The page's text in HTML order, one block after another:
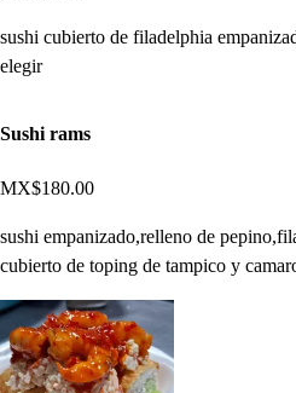
sushi cubierto de filadelphia
elegir
Sushi rams
MX$180.00
sushi empanizado,relleno de
cubierto de toping de tampico y